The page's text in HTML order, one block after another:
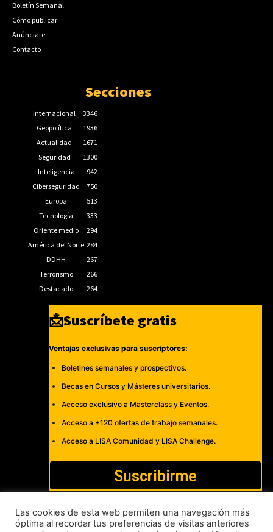
Boletín Semanal
Cómo publicar
Anúnciate
Contacto
Secciones
Internacional
3346
Geopolítica
1936
Actualidad
1671
Seguridad
1300
Inteligencia
942
Ciberseguridad
750
Europa
513
Tecnología
333
Oriente medio
294
América del Norte 284
DDHH
267
Terrorismo
266
Destacado
264
📩Suscríbete gratis
Ventajas exclusivas para suscriptores:
Boletines semanales y prospectivos.
Becas en Cursos y Másteres universitarios.
Acceso exclusivo a Masterclass y Eventos.
Acceso a +120 ofertas de trabajo semanales.
Acceso a LISA Comunidad y LISA Challenge.
Suscribirme
Las cookies de esta web permiten una navegación más
óptima al recordar tus preferencias de visitas anteriores